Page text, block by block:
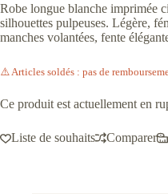
Robe longue blanche imprimée
silhouettes pulpeuses. Légère,
manches volantées, fente
⚠️ Articles soldés : pas de
Ce produit est actuellement en
Liste de souhaits Comparer